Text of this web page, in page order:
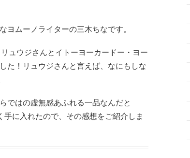
ヨムーノライターの三木ちなです。
ュウジさんとイトーヨーカードー・ヨー
た！リュウジさんと言えば、なにもしな
ではの虚無感あふれる一品なんだと
に入れたので、その感想をご紹介しま